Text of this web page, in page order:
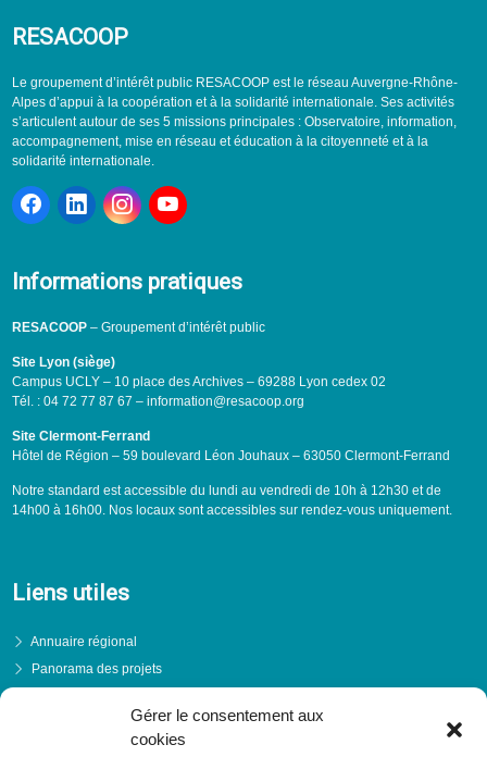
Gérer le consentement aux
cookies
RESACOOP
Le groupement d’intérêt public RESACOOP est le réseau Auvergne-Rhône-
Alpes d’appui à la coopération et à la solidarité internationale. Ses activités
s’articulent autour de ses 5 missions principales : Observatoire, information,
accompagnement, mise en réseau et éducation à la citoyenneté et à la
solidarité internationale.
Informations pratiques
RESACOOP– Groupement d’intérêt public
Site Lyon (siège)
Campus UCLY – 10 place des Archives – 69288 Lyon cedex 02
Tél. : 04 72 77 87 67 – information@resacoop.org
Site Clermont-Ferrand
Hôtel de Région – 59 boulevard Léon Jouhaux – 63050 Clermont-Ferrand
Notre standard est accessible du lundi au vendredi de 10h à 12h30 et de
14h00 à 16h00. Nos locaux sont accessibles sur rendez-vous uniquement.
Liens utiles
Annuaire régional
Panorama des projets